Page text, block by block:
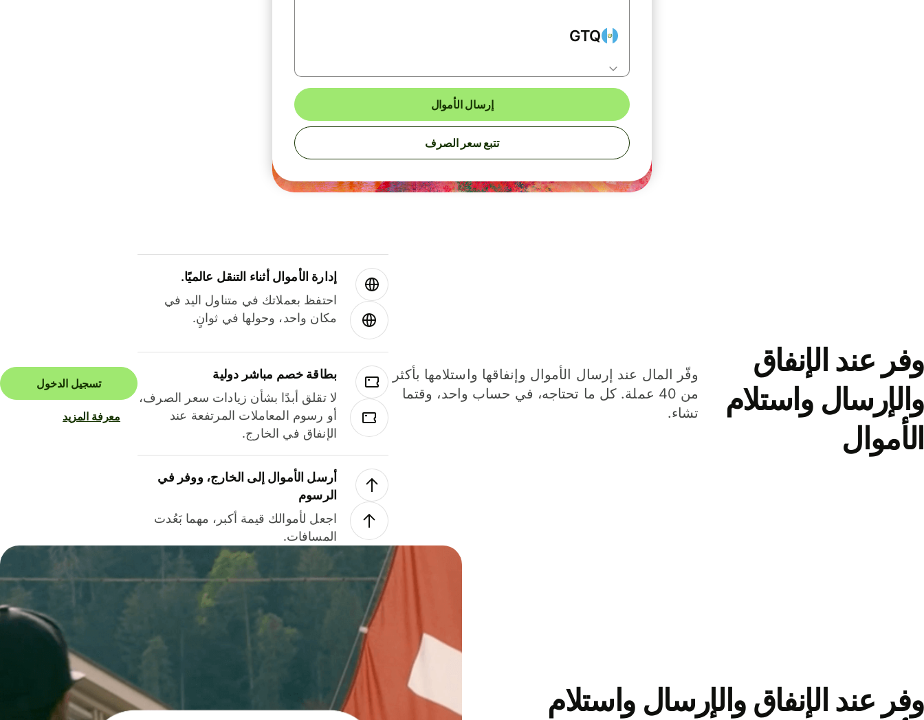
GTQ
إرسال الأموال
تتبع سعر الصرف
وفر عند الإنفاق
والإرسال واستلام
الأموال
وفّر المال عند إرسال الأموال وإنفاقها واستلامها بأكثر
من 40 عملة. كل ما تحتاجه، في حساب واحد، وقتما
تشاء.
إدارة الأموال أثناء التنقل عالميًا.
احتفظ بعملاتك في متناول اليد في
مكان واحد، وحولها في ثوانٍ.
بطاقة خصم مباشر دولية
لا تقلق أبدًا بشأن زيادات سعر الصرف،
أو رسوم المعاملات المرتفعة عند
الإنفاق في الخارج.
أرسل الأموال إلى الخارج، ووفر في
الرسوم
اجعل لأموالك قيمة أكبر، مهما بَعُدت
المسافات.
تسجيل الدخول
معرفة المزيد
وفر عند الإنفاق والإرسال واستلام